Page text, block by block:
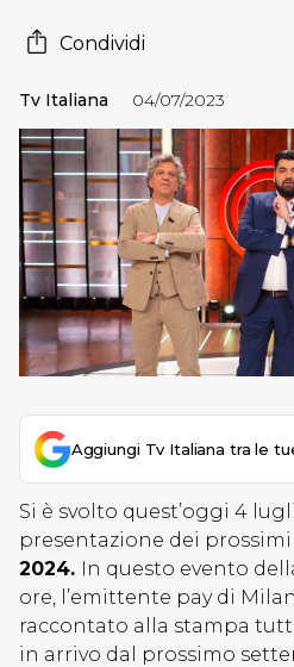
Condividi
Tv Italiana 04/07/2023
Aggiungi Tv Italiana tra le
Si è svolto quest’oggi 4
presentazione dei prossimi
2024. In questo evento
ore, l’emittente pay di
raccontato alla stampa
in arrivo dal prossimo